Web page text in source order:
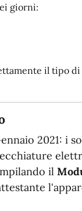
giorni:
il tipo
2021: i
il